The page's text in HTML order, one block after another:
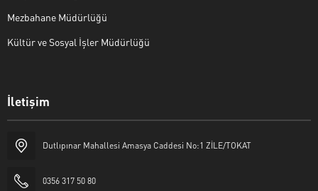
Mezbahane Müdürlüğü
Kültür ve Sosyal İşler Müdürlüğü
İletişim
Dutlıpınar Mahallesi Amasya Caddesi No:1 ZİLE/TOKAT
0356 317 50 80